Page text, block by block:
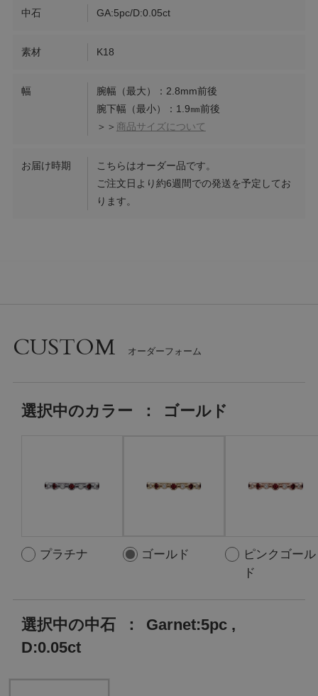
中石 GA:5pc/D:0.05ct
素材 K18
幅
腕幅（最大）：2.8mm前後
腕下幅（最小）：1.9㎜前後
＞＞ 商品サイズについて
お届け時期
こちらはオーダー品です。
ご注文日より約6週間での発送を予定してお
ります。
CUSTOM
選択中のカラー ： ゴールド
プラチナ ゴールド
ピンクゴール
ド
選択中の中石 ：
Garnet:5pc ,
D:0.05ct